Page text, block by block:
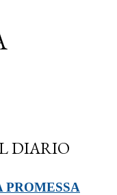
DIARIO
PROMESSA